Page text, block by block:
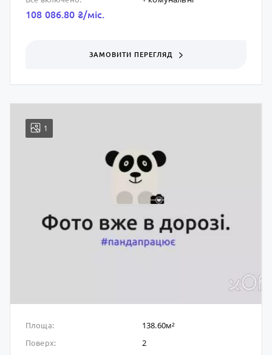
108 086.80 ₴/мic.
ЗАМОВИТИ ПЕРЕГЛЯД
1
Площа: 138.60м²
Поверх: 2